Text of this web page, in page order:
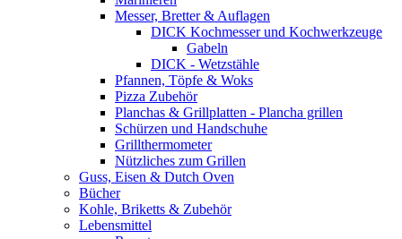
Messer, Bretter & Auflagen
DICK Kochmesser und Kochwerkzeuge
Gabeln
DICK - Wetzstähle
Pfannen, Töpfe & Woks
Pizza Zubehör
Planchas & Grillplatten - Plancha grillen
Schürzen und Handschuhe
Grillthermometer
Nützliches zum Grillen
Guss, Eisen & Dutch Oven
Bücher
Kohle, Briketts & Zubehör
Lebensmittel